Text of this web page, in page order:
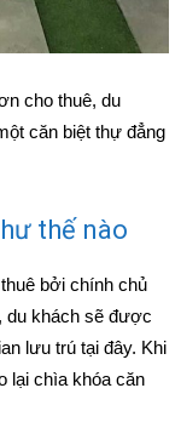
cho thuê, du
căn biệt thự đẳng
thế nào
bởi chính chủ
du khách sẽ được
lưu trú tại đây. Khi
lại chìa khóa căn